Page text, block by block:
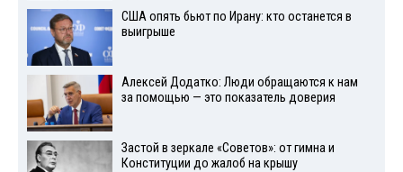
США опять бьют по Ирану: кто останется в
выигрыше
Алексей Додатко: Люди обращаются к нам
за помощью — это показатель доверия
Застой в зеркале «Советов»: от гимна и
Конституции до жалоб на крышу